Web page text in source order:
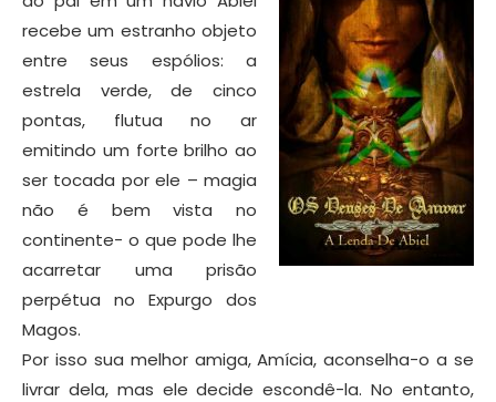
recebe um estranho objeto
entre seus espólios: a
estrela verde, de cinco
pontas, flutua no ar
emitindo um forte brilho ao
ser tocada por ele – magia
não é bem vista no
continente- o que pode lhe
acarretar uma prisão
perpétua no Expurgo dos
Magos.
Por isso sua melhor amiga, Amícia, aconselha-o a se
livrar dela, mas ele decide escondê-la. No entanto,